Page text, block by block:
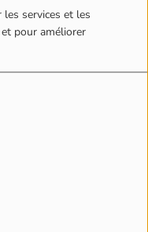
services et les
pour améliorer